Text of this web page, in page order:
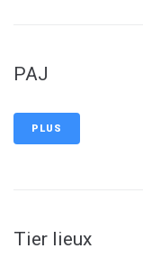
PAJ
PLUS
Tier lieux